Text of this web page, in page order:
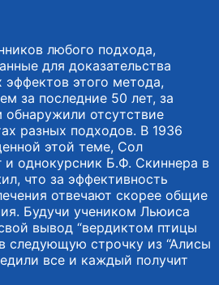
любого подхода,
для доказательства
этого метода,
за последние 50 лет, за
отсутствие
разных подходов. В 1936
этой теме, Сол
и однокурсник Б.Ф. Скиннера в
что за эффективность
отвечают скорее общие
Будучи учеником Льюиса
вывод “вердиктом птицы
следующую строчку из “Алисы
все и каждый получит